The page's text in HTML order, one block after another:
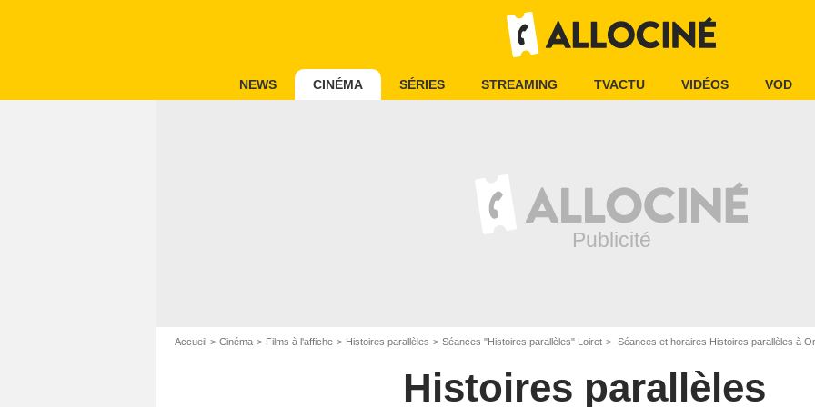
NEWS CINÉMA SÉRIES STREAMING TVACTU VIDÉOS VOD
Accueil Cinéma Films à l'affiche Histoires parallèles Séances "Histoires parallèles" Loiret Séances et horaires Histoires parallèles à
Histoires parallèles